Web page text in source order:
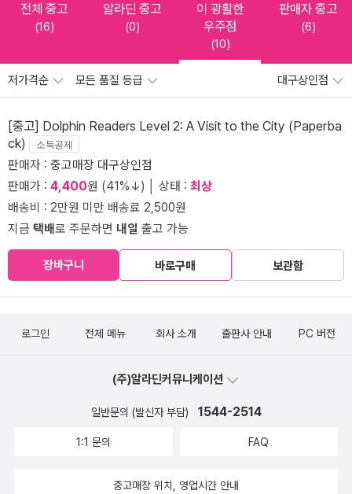
전체 중고
(16)
알라딘 중고
(0)
이 광활한
우주점
(10)
판매자 중고
(6)
저가격순 모든 품질 등급 대구상인점
[중고] Dolphin Readers Level 2: A Visit to the City (Paperba
ck)
소득공제
판매자 : 중고매장 대구상인점
판매가 : 4,400원 (41%↓) │ 상태 : 최상
배송비 : 2만원 미만 배송료 2,500원
지금 택배로 주문하면 내일 출고 가능
장바구니 바로구매 보관함
로그인 전체 메뉴 회사 소개 출판사 안내 PC 버전
(주)알라딘커뮤니케이션
일반문의 (발신자 부담) 1544-2514
1:1 문의 FAQ
중고매장 위치, 영업시간 안내